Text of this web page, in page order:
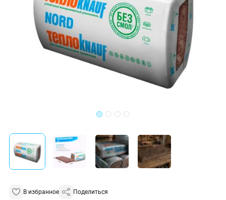
В избранное Поделиться